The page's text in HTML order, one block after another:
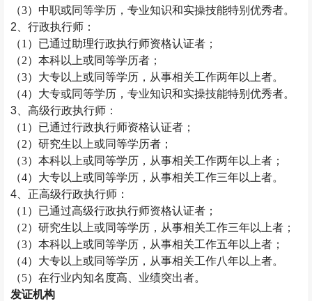
（3）中职或同等学历，专业知识和实操技能特别优秀者。
2、行政执行师 ：
（1）已通过助理行政执行师资格认证者；
（2）本科以上或同等学历者；
（3）大专以上或同等学历，从事相关工作两年以上者。
（4）大专或同等学历，专业知识和实操技能特别优秀者。
3、高级行政执行师 ：
（1）已通过行政执行师资格认证者；
（2）研究生以上或同等学历者；
（3）本科以上或同等学历，从事相关工作两年以上者；
（4）大专以上或同等学历，从事相关工作三年以上者。
4、正高级行政执行师 ：
（1）已通过高级行政执行师资格认证者；
（2）研究生以上或同等学历，从事相关工作三年以上者；
（3）本科以上或同等学历，从事相关工作五年以上者；
（4）大专以上或同等学历，从事相关工作八年以上者。
（5）在行业内知名度高、业绩突出者。
发证机构